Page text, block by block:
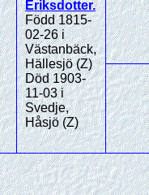
Eriksdotter.
Född 1815-
02-26 i
Västanbäck,
Hällesjö (Z)
Död 1903-
11-03 i
Svedje,
Håsjö (Z)